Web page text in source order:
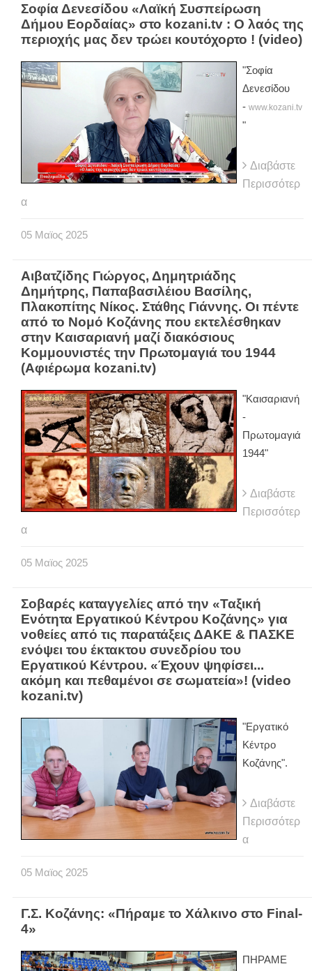
Σοφία Δενεσίδου «Λαϊκή Συσπείρωση
Δήμου Εορδαίας» στο kozani.tv : Ο λαός της
περιοχής μας δεν τρώει κουτόχορτο ! (video)
"Σοφία
Δενεσίδου
- www.kozani.tv
"
Διαβάστε
Περισσότερ
α
05 Μαϊος 2025
Αιβατζίδης Γιώργος, Δημητριάδης
Δημήτρης, Παπαβασιλέιου Βασίλης,
Πλακοπίτης Νίκος. Στάθης Γιάννης. Οι πέντε
από το Νομό Κοζάνης που εκτελέσθηκαν
στην Καισαριανή μαζί διακόσιους
Κομμουνιστές την Πρωτομαγιά του 1944
(Αφιέρωμα kozani.tv)
"Καισαριανή
-
Πρωτομαγιά
1944"
Διαβάστε
Περισσότερ
α
05 Μαϊος 2025
Σοβαρές καταγγελίες από την «Ταξική
Ενότητα Εργατικού Κέντρου Κοζάνης» για
νοθείες από τις παρατάξεις ΔΑΚΕ & ΠΑΣΚΕ
ενόψει του έκτακτου συνεδρίου του
Εργατικού Κέντρου. «Έχουν ψηφίσει...
ακόμη και πεθαμένοι σε σωματεία»! (video
kozani.tv)
"Εργατικό
Κέντρο
Κοζάνης".
Διαβάστε
Περισσότερ
α
05 Μαϊος 2025
Γ.Σ. Κοζάνης: «Πήραμε το Χάλκινο στο Final-
4»
ΠΗΡΑΜΕ